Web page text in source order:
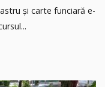
și carte funciară e-